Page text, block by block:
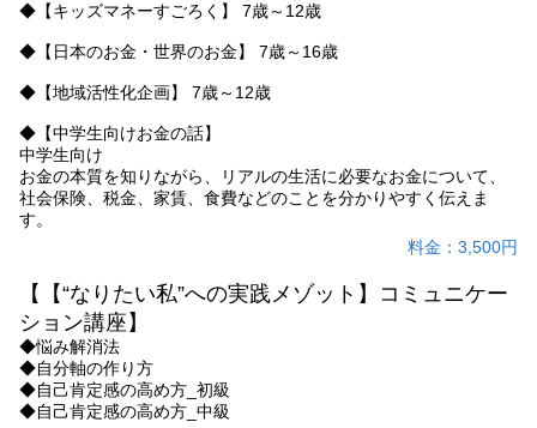
◆【キッズマネーすごろく】 7歳～12歳
◆【日本のお金・世界のお金】 7歳～16歳
◆【地域活性化企画】 7歳～12歳
◆【中学生向けお金の話】
中学生向け
お金の本質を知りながら、リアルの生活に必要なお金について、
社会保険、税金、家賃、食費などのことを分かりやすく伝えま
す。
料金：3,500円
【【“なりたい私”への実践メゾット】コミュニケー
ション講座】
◆悩み解消法
◆自分軸の作り方
◆自己肯定感の高め方_初級
◆自己肯定感の高め方_中級